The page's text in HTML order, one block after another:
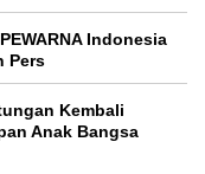
Indonesia
Pers
Kembali
Anak Bangsa